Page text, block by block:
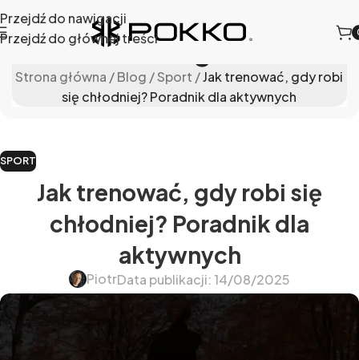
Przejdź do nawigacji
Przejdź do głównej treściBlog
Strona główna /Blog /Sport /Jak trenować, gdy robi
się chłodniej? Poradnik dla aktywnych
SPORT
Jak trenować, gdy robi się
chłodniej? Poradnik dla
aktywnych
PiotrData publikacji: 14/08/2025